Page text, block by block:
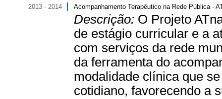
2013 - 2014 Acompanhamento Terapêutico na Rede Pública -
Descrição: O Projeto
de estágio curricular e a
com serviços da rede
da ferramenta do
modalidade clínica que
cotidiano, favorecendo a